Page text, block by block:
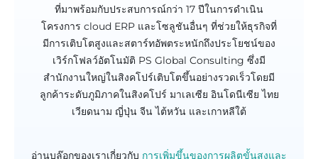
ที่มาพร้อมกับประสบการณ์กว่า 17 ปีในการดำเนิน
โครงการ cloud ERP และโซลูชันอื่นๆ ที่ช่วยให้ธุรกิจที่
มีการเติบโตสูงและสตาร์ทอัพตระหนักถึงประโยชน์ของ
เวิร์กโฟลว์อัตโนมัติ PS Global Consulting ซึ่งมี
สำนักงานใหญ่ในสิงคโปร์เติบโตขึ้นอย่างรวดเร็วโดยมี
ลูกค้าระดับภูมิภาคในสิงคโปร์ มาเลเซีย อินโดนีเซีย ไทย
เวียดนาม ญี่ปุ่น จีน ไต้หวัน และเกาหลีใต้
อ่านบล๊อกของเราเกี่ยวกับ การเพิ่มขึ้นของการผลิตขั้นสูงและ